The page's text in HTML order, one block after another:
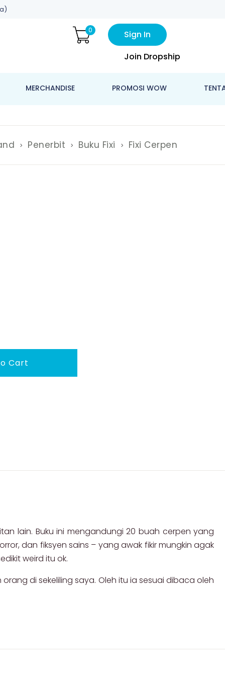
0
Sign In
Join Dropship
MERCHANDISE PROMOSI WOW
Penerbit Buku Fixi Fixi Cerpen
lain. Buku ini mengandungi 20 buah cerpen yang
dan fiksyen sains – yang awak fikir mungkin agak
weird itu ok.
di sekeliling saya. Oleh itu ia sesuai dibaca oleh